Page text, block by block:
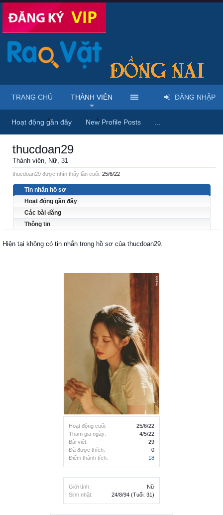
Trang chủ Thành viên thucdoan29
Hoạt động cuối:
25/6/22
Tham gia ngày:
4/5/22
Bài viết:
29
Đã được thích:
0
Điểm thành tích:
18
Giới tính:
Nữ
Sinh nhật:
24/8/94 (Tuổi: 31)
thucdoan29
Thành viên, Nữ, 31
thucdoan29 được nhìn thấy lần cuối: 25/6/22
Tin nhắn hồ sơ
Hoạt động gần đây
Các bài đăng
Thông tin
Hiện tại không có tin nhắn trong hồ sơ của thucdoan29.
TRANG CHỦ THÀNH VIÊN
Hoạt động gần đây New Profile Posts
ĐĂNG NHẬP